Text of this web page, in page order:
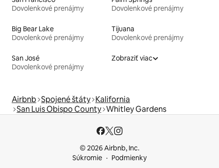
Dovolenkové prenájmy
Dovolenkové prenájmy
Big Bear Lake
Dovolenkové prenájmy
Tijuana
Dovolenkové prenájmy
San José
Dovolenkové prenájmy
Zobraziť viac
Airbnb Spojené štáty Kalifornia
San Luis Obispo County Whitley Gardens
© 2026 Airbnb, Inc.
Súkromie
Podmienky